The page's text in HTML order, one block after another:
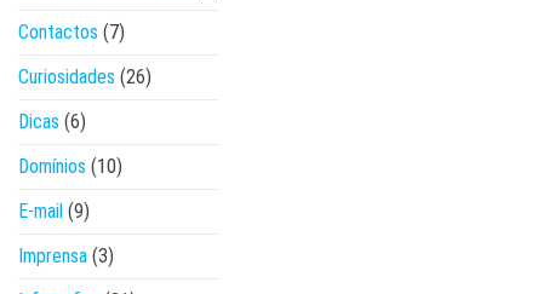
Contactos (7)
Curiosidades (26)
Dicas (6)
Domínios (10)
E-mail (9)
Imprensa (3)